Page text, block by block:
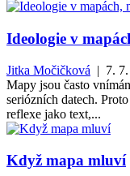
Ideologie v
Jitka Močičková | 7. 7.
Mapy jsou často
seriózních datech.
reflexe jako text,...
Když mapa mluví